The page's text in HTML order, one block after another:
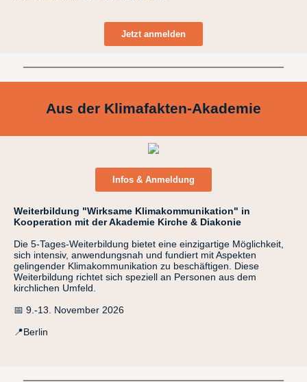
Jetzt anmelden
Aus der Klimafakten-Akademie
Infos & Anmeldung
Weiterbildung "Wirksame Klimakommunikation" in
Kooperation mit der Akademie Kirche & Diakonie
Die 5-Tages-Weiterbildung bietet eine einzigartige Möglichkeit,
sich intensiv, anwendungsnah und fundiert mit Aspekten
gelingender Klimakommunikation zu beschäftigen. Diese
Weiterbildung richtet sich speziell an Personen aus dem
kirchlichen Umfeld.
📅 9.-13. November 2026
📍Berlin